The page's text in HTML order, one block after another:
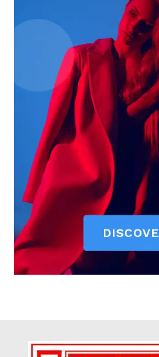
Contact us
Subscription Plans
My account